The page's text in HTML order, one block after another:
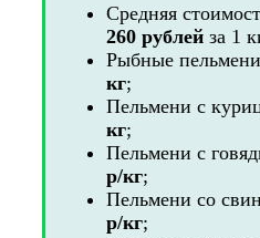
Средняя
260 рублей за 1
Рыбные
кг;
Пельмени с
кг;
Пельмени с
р/кг;
Пельмени со
р/кг;